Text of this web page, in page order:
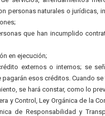
personas naturales o jurídicas,
que han incumplido
en ejecución;
externos o internos; se
esos créditos. Cuando se
se hará constar, como lo
y Control, Ley Orgánica de la
de Responsabilidad y